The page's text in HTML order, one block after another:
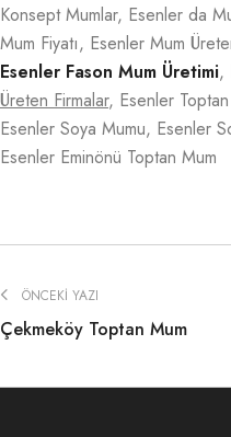
Konsept Mumlar, Esenler da
Mum Fiyatı, Esenler Mum
Esenler Fason Mum Üretimi,
Üreten Firmalar, Esenler
Esenler Soya Mumu, Esenler
Esenler Eminönü Toptan Mum
ÖNCEKI YAZI
Çekmeköy Toptan Mum